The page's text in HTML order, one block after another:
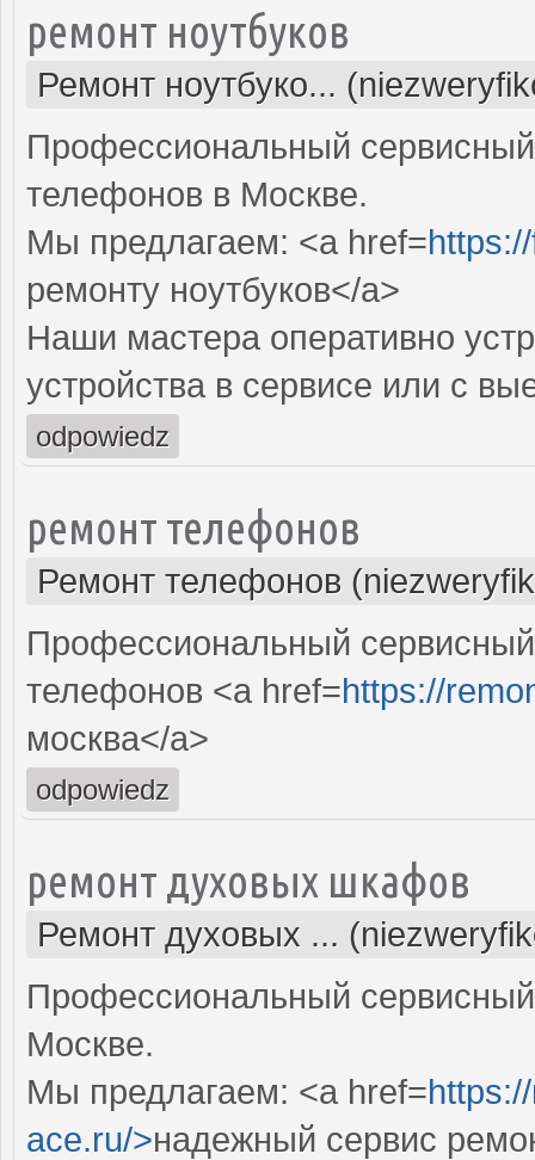
ремонт ноутбуков
Ремонт ноутбуко...
Профессиональный
телефонов в Москве.
Мы предлагаем: <a href=
ремонту ноутбуков</a>
Наши мастера оперативно
устройства в сервисе или с
odpowiedz
ремонт телефонов
Ремонт телефонов
Профессиональный
телефонов <a href=https://
москва</a>
odpowiedz
ремонт духовых шкафов
Ремонт духовых ...
Профессиональный
Москве.
Мы предлагаем: <a href=
ace.ru/>надежный сервис